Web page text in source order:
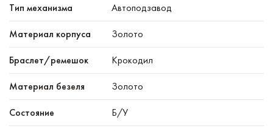
Тип механизма Автоподзавод
Материал корпуса Золото
Браслет/ремешок Крокодил
Материал безеля Золото
Состояние Б/У